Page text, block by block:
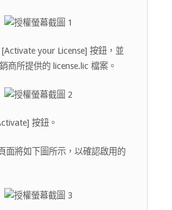
your License] 按鈕，並
商所提供的 license.lic 檔案。
按鈕。
面將如下圖所示，以確認啟用的